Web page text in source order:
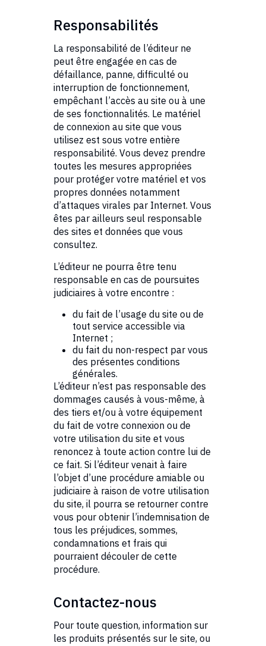
Responsabilités
La responsabilité de l’éditeur ne
peut être engagée en cas de
défaillance, panne, difficulté ou
interruption de fonctionnement,
empêchant l’accès au site ou à une
de ses fonctionnalités. Le matériel
de connexion au site que vous
utilisez est sous votre entière
responsabilité. Vous devez prendre
toutes les mesures appropriées
pour protéger votre matériel et vos
propres données notamment
d’attaques virales par Internet. Vous
êtes par ailleurs seul responsable
des sites et données que vous
consultez.
L’éditeur ne pourra être tenu
responsable en cas de poursuites
judiciaires à votre encontre :
du fait de l’usage du site ou de
tout service accessible via
Internet ;
du fait du non-respect par vous
des présentes conditions
générales.
L’éditeur n’est pas responsable des
dommages causés à vous-même, à
des tiers et/ou à votre équipement
du fait de votre connexion ou de
votre utilisation du site et vous
renoncez à toute action contre lui de
ce fait. Si l’éditeur venait à faire
l’objet d’une procédure amiable ou
judiciaire à raison de votre utilisation
du site, il pourra se retourner contre
vous pour obtenir l’indemnisation de
tous les préjudices, sommes,
condamnations et frais qui
pourraient découler de cette
procédure.
Contactez-nous
Pour toute question, information sur
les produits présentés sur le site, ou